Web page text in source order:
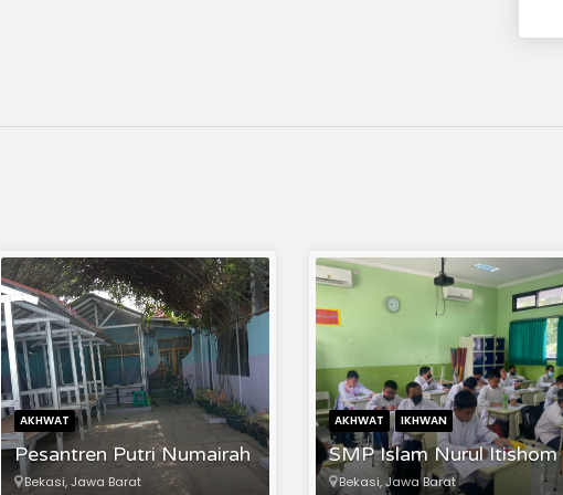
AKHWAT
Pesantren Putri Numairah
Bekasi, Jawa Barat
AKHWAT IKHWAN
SMP Islam Nurul Itishom
Bekasi, Jawa Barat